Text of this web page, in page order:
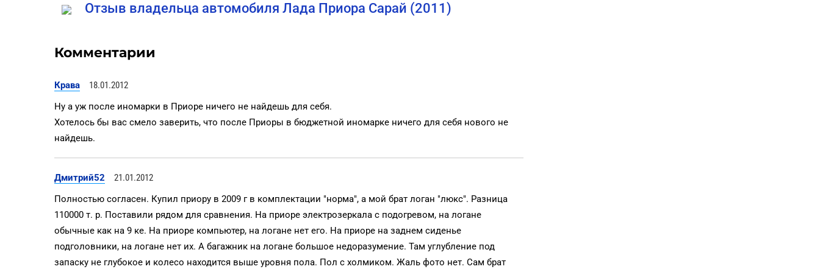
Отзыв владельца автомобиля Лада Приора Сарай (2011)
Комментарии
Крава
18.01.2012
Ну а уж после иномарки в Приоре ничего не найдешь для себя.
Хотелось бы вас смело заверить, что после Приоры в бюджетной иномарке ничего для себя нового не
найдешь.
Дмитрий52
21.01.2012
Полностью согласен. Купил приору в 2009 г в комплектации "норма", a мой брат логан "люкс". Разница
110000 т. р. Поставили рядом для сравнения. На приоре электрозеркала с подогревом, на логане
обычные как на 9 ке. На приоре компьютер, на логане нет его. На приоре на заднем сиденье
подголовники, на логане нет их. А багажник на логане большое недоразумение. Там углубление под
запаску не глубокое и колесо находится выше уровня пола. Пол с холмиком. Жаль фото нет. Сам брат